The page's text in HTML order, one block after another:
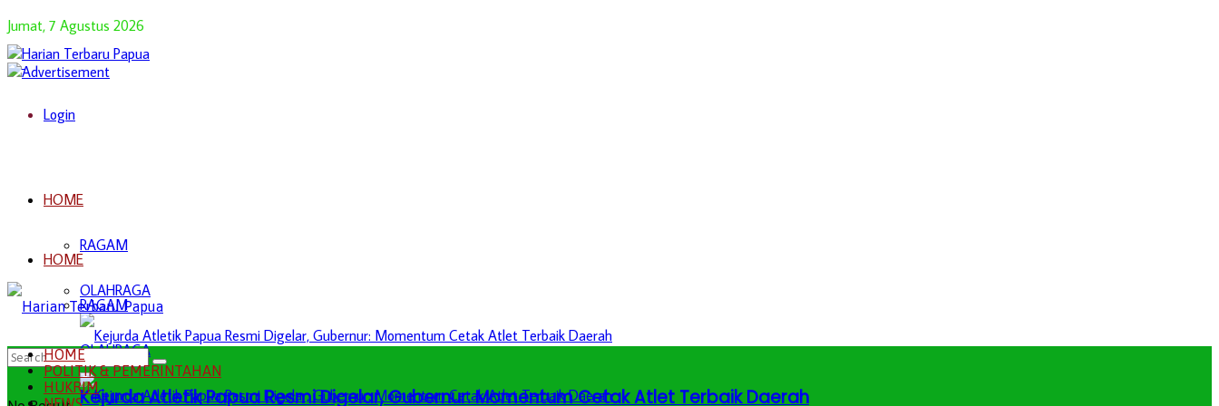
Jumat, 7 Agustus 2026
Login
HOME
RAGAM
OLAHRAGA
Kejurda Atletik Papua Resmi Digelar, Gubernur: Momentum Cetak Atlet Terbaik Daerah
HOME
RAGAM
OLAHRAGA
HOME
POLITIK & PEMERINTAHAN
HUKRIM